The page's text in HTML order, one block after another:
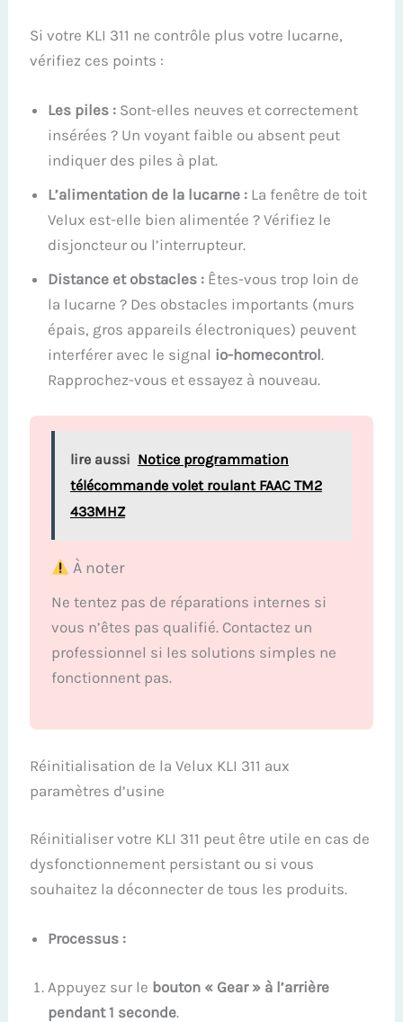
Si votre KLI 311 ne contrôle plus votre lucarne,
vérifiez ces points :
Les piles : Sont-elles neuves et correctement
insérées ? Un voyant faible ou absent peut
indiquer des piles à plat.
L’alimentation de la lucarne : La fenêtre de toit
Velux est-elle bien alimentée ? Vérifiez le
disjoncteur ou l’interrupteur.
Distance et obstacles : Êtes-vous trop loin de
la lucarne ? Des obstacles importants (murs
épais, gros appareils électroniques) peuvent
interférer avec le signal io-homecontrol.
Rapprochez-vous et essayez à nouveau.
lire aussi Notice programmation
télécommande volet roulant FAAC TM2
433MHZ
À noter
Ne tentez pas de réparations internes si
vous n’êtes pas qualifié. Contactez un
professionnel si les solutions simples ne
fonctionnent pas.
Réinitialisation de la Velux KLI 311 aux
paramètres d’usine
Réinitialiser votre KLI 311 peut être utile en cas de
dysfonctionnement persistant ou si vous
souhaitez la déconnecter de tous les produits.
Processus :
Appuyez sur le bouton « Gear » à l’arrière
pendant 1 seconde.